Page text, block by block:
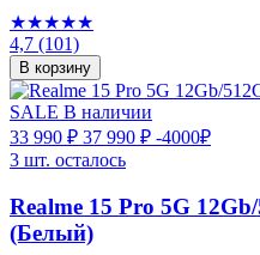
★★★★★
4,7 (101)
В корзину
SALE В наличии
33 990 ₽ 37 990 ₽ -4000₽
3 шт. осталось
Realme 15 Pro 5G
(Белый)